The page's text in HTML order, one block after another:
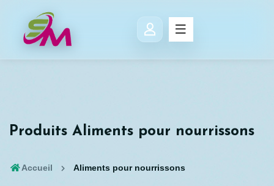
Produits Aliments pour nourrissons
Accueil Aliments pour nourrissons